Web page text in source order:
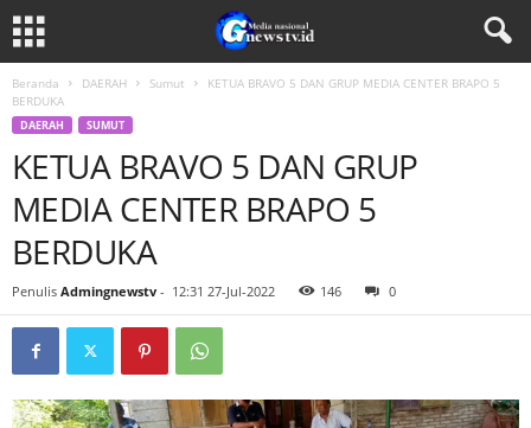
Beranda DAERAH Sumut
KETUA BRAVO 5 DAN GRUP MEDIA CENTER BRAPO 5
BERDUKA
DAERAH SUMUT
KETUA BRAVO 5 DAN GRUP
MEDIA CENTER BRAPO 5
BERDUKA
Penulis Admingnewstv - 12:31 27-Jul-2022 146 0